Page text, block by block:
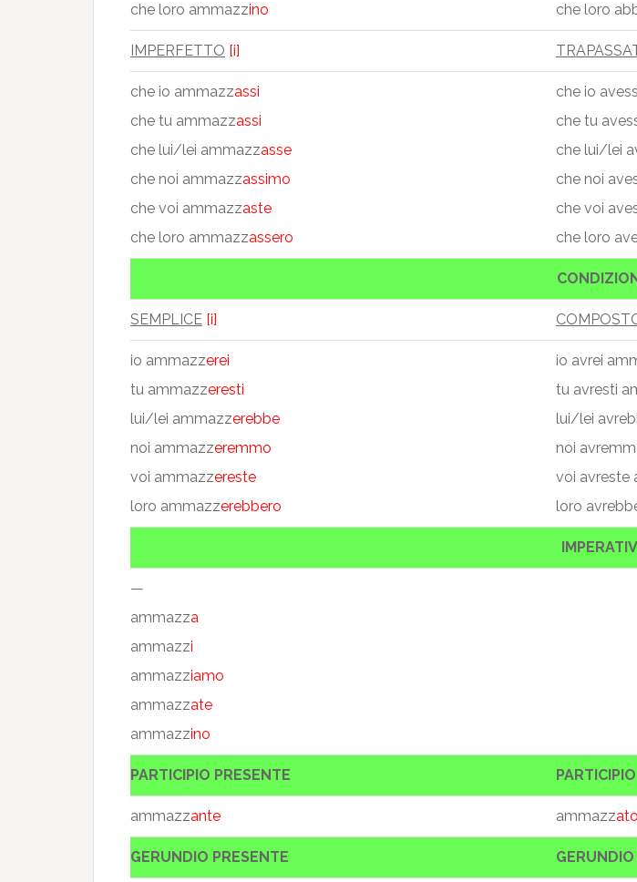
che loro ammazzino
che loro
IMPERFETTO [i]
che io ammazzassi
che tu ammazzassi
che lui/lei ammazzasse
che noi ammazzassimo
che voi ammazzaste
che loro ammazzassero
che io
che tu
che lui/lei
che noi
che voi
che loro
SEMPLICE [i]
io ammazzerei
tu ammazzeresti
lui/lei ammazzerebbe
noi ammazzeremmo
voi ammazzereste
loro ammazzerebbero
io avrei
tu avresti
lui/lei
noi
voi avreste
loro
—
ammazza
ammazzi
ammazziamo
ammazzate
ammazzino
PARTICIPIO PRESENTE
ammazzante ammazzato
GERUNDIO PRESENTE